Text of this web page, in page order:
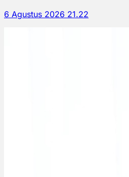
6 Agustus 2026 21.22